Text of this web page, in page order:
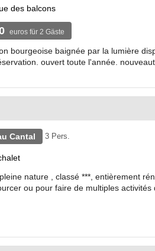
des balcons
euros für 2 Gäste
bourgeoise baignée par la lumière
ouvert toute l'année.
Cantal 3 Pers.
nature , classé ***, entièrement
ou pour faire de multiples activités